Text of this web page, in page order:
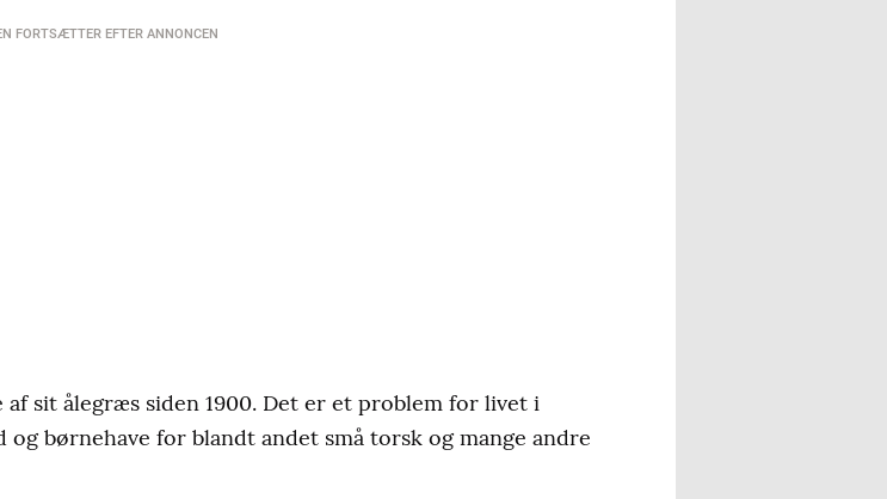
FORTSÆTTER EFTER ANNONCEN
sit ålegræs siden 1900. Det er et problem for livet i
børnehave for blandt andet små torsk og mange andre